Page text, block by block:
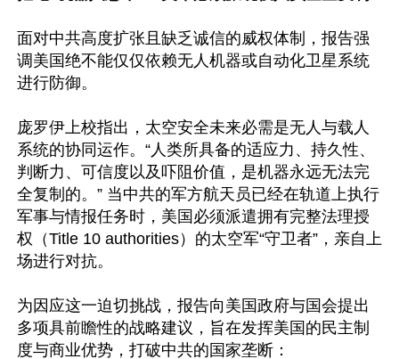
面对中共高度扩张且缺乏诚信的威权体制，报告强
调美国绝不能仅仅依赖无人机器或自动化卫星系统
进行防御。
庞罗伊上校指出，太空安全未来必需是无人与载人
系统的协同运作。“人类所具备的适应力、持久性、
判断力、可信度以及吓阻价值，是机器永远无法完
全复制的。” 当中共的军方航天员已经在轨道上执行
军事与情报任务时，美国必须派遣拥有完整法理授
权（Title 10 authorities）的太空军“守卫者”，亲自上
场进行对抗。
为因应这一迫切挑战，报告向美国政府与国会提出
多项具前瞻性的战略建议，旨在发挥美国的民主制
度与商业优势，打破中共的国家垄断：